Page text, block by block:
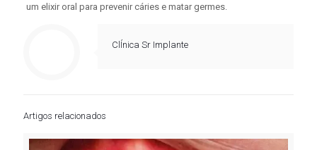
um elixir oral para prevenir cáries e matar germes.
ClÍnica Sr Implante
Artigos relacionados